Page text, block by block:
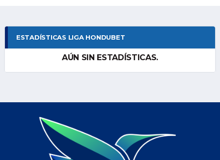
ESTADÍSTICAS LIGA HONDUBET
AÚN SIN ESTADÍSTICAS.